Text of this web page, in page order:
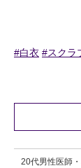
#白衣 #スクラ
20代男性医師